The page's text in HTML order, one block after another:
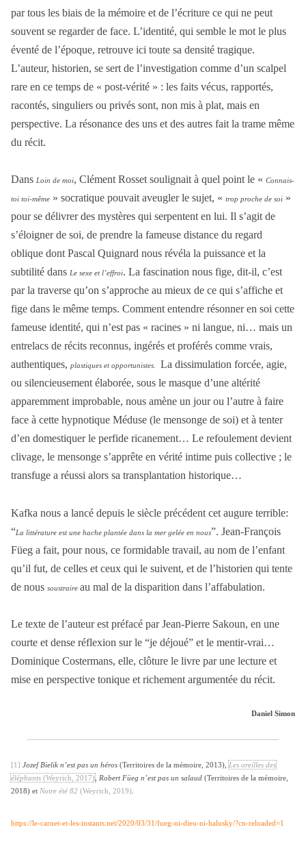
par tous les biais de la mémoire et de l’écriture ce qui ne peut
souvent se regarder de face. L’identité, qui semble le mot le plus
éventé de l’époque, retrouve ici toute sa densité tragique.
L’auteur, historien, se sert de l’investigation comme d’un scalpel
rare en ce temps de « post-vérité » : les faits vécus, rapportés,
racontés, singuliers ou privés sont, non mis à plat, mais en
perspective. La résonance des uns et des autres fait la trame même
du récit.
Dans Loin de moi, Clément Rosset soulignait à quel point le « Connais-
toi toi-même » socratique pouvait aveugler le sujet, « trop proche de soi »
pour se délivrer des mystères qui serpentent en lui. Il s’agit de
s’éloigner de soi, de prendre la fameuse distance du regard
oblique dont Pascal Quignard nous révéla la puissance et la
subtilité dans Le sexe et l’effroi. La fascination nous fige, dit-il, c’est
par la traverse qu’on s’approche au mieux de ce qui s’affiche et
fige dans le même temps. Comment entendre résonner en soi cette
fameuse identité, qui n’est pas « racines » ni langue, ni… mais un
entrelacs de récits reconnus, ingérés et proférés comme vrais,
authentiques, plastiques et opportunistes.
La dissimulation forcée, agie,
ou silencieusement élaborée, sous le masque d’une altérité
apparemment improbable, nous amène un jour ou l’autre à faire
face à cette hypnotique Méduse (le mensonge de soi) et à tenter
d’en domestiquer le perfide ricanement… Le refoulement devient
clivage, le mensonge s’apprête en vérité intime puis collective ; le
transfuge a réussi alors sa transplantation historique…
Kafka nous a lancé depuis le siècle précédent cet augure terrible:
“La littérature est une hache plantée dans la mer gelée en nous”. Jean-François
Füeg a fait, pour nous, ce formidable travail, au nom de l’enfant
qu’il fut, de celles et ceux qui le suivent, et de l’historien qui tente
de nous soustraire au mal de la disparition dans l’affabulation.
Le texte de l’auteur est préfacé par Jean-Pierre Sakoun, en une
courte et dense réflexion sur le “je déjoué” et le mentir-vrai…
Dominique Costermans, elle, clôture le livre par une lecture et
mise en perspective tonique et richement argumentée du récit.
Daniel Simon
[1] Jozef Bielik n’est pas un héros (Territoires de la mémoire, 2013),Les oreilles des
éléphants (Weyrich, 2017), Robert Füeg n’est pas un salaud (Territoires de la mémoire,
2018) et Notre été 82 (Weyrich, 2019)
https://le-carnet-et-les-instants.net/2020/03/31/fueg-ni-dieu-ni-halusky/?cn-reloaded=1